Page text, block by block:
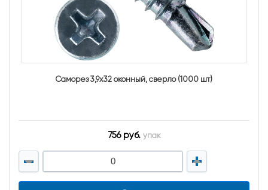
Саморез 3,9х32 оконный, сверло (1000 шт)
756 руб. упак